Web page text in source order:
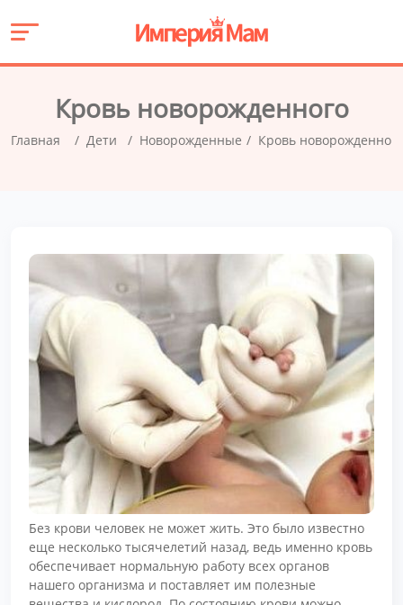
Кровь новорожденного
Главная Дети Новорожденные Кровь новорожденного
Без крови человек не может жить. Это было известно
еще несколько тысячелетий назад, ведь именно кровь
обеспечивает нормальную работу всех органов
нашего организма и поставляет им полезные